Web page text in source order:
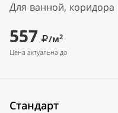
Для ванной,
557 /м2
Цена актуальна до
Стандарт